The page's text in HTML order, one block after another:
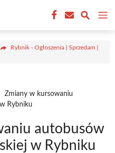
Rybnik - Ogłoszenia | Sprzedam |
Zmiany w kursowaniu
Rybniku
autobusów
w Rybniku